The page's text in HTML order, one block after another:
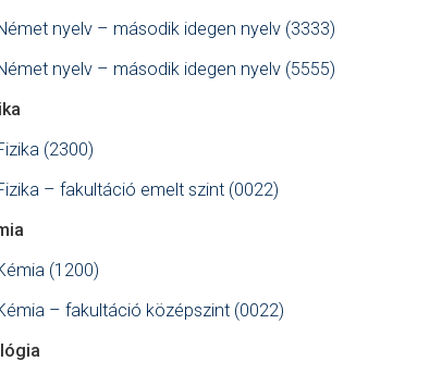
nyelv – második idegen nyelv (3333)
nyelv – második idegen nyelv (5555)
(2300)
– fakultáció emelt szint (0022)
(1200)
– fakultáció középszint (0022)